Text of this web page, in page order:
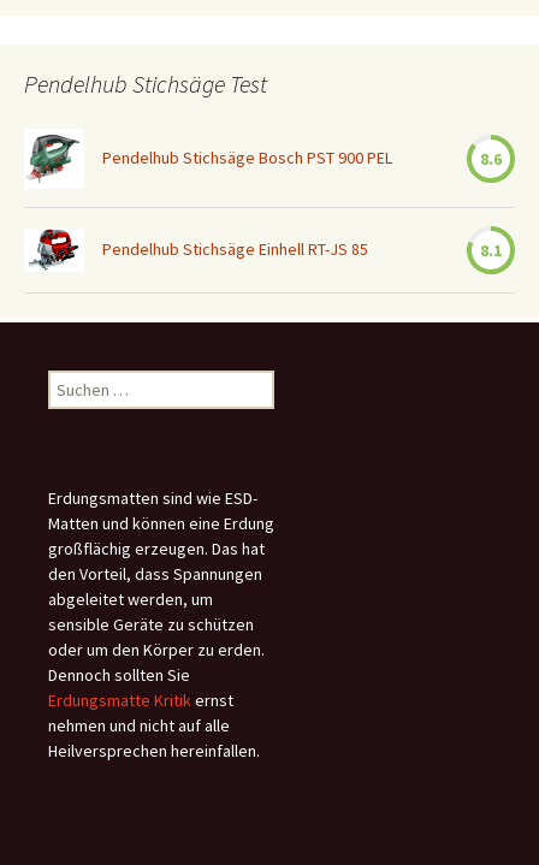
Pendelhub Stichsäge Test
Pendelhub Stichsäge Bosch PST 900 PEL 8.6
Pendelhub Stichsäge Einhell RT-JS 85 8.1
Suchen
nach:
Erdungsmatten sind wie ESD-
Matten und können eine Erdung
großflächig erzeugen. Das hat
den Vorteil, dass Spannungen
abgeleitet werden, um
sensible Geräte zu schützen
oder um den Körper zu erden.
Dennoch sollten Sie
Erdungsmatte Kritikernst
nehmen und nicht auf alle
Heilversprechen hereinfallen.